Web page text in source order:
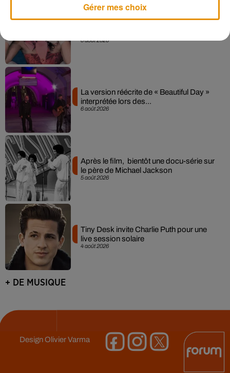
6 août 2026
6 août 2026
La version réécrite de « Beautiful Day »
interprétée lors des...
5 août 2026
Après le film, bientôt une docu-série sur
le père de Michael Jackson
4 août 2026
Tiny Desk invite Charlie Puth pour une
live session solaire
+ DE MUSIQUE
DesignOlivier Varma
Gérer mes choix